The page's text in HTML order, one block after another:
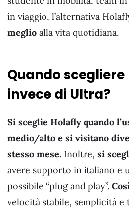
in viaggio, l’alternativa
meglio alla vita quotidiana.
Quando
invece di Ultra?
Si sceglie Holafly quando
medio/alto e si visitano
stesso mese. Inoltre, si
avere supporto in italiano e
possibile “plug and play”.
velocità stabile, semplicità